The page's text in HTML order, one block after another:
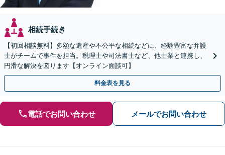
相続手続き
【初回相談無料】多額な遺産や不公平な相続などに、経験豊富な弁護
士がチームで事件を担当。税理士や司法書士など、他士業と連携し、
円滑な解決を図ります【オンライン面談可】
料金表を見る
電話でお問い合わせ メールでお問い合わせ